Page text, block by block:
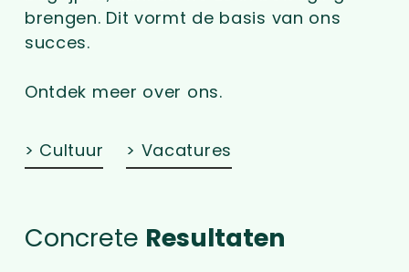
brengen. Dit vormt de basis van ons
succes.
Ontdek meer over ons.
> Cultuur > Vacatures
Concrete Resultaten